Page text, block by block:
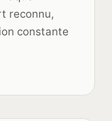
reconnu,
constante